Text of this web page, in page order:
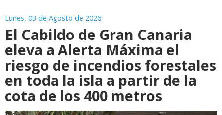
Lunes, 03 de Agosto de 2026
El Cabildo de Gran Canaria
eleva a Alerta Máxima el
riesgo de incendios forestales
en toda la isla a partir de la
cota de los 400 metros